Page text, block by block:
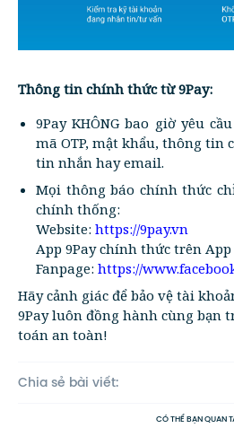
Thông tin chính thức từ 9Pay:
9Pay KHÔNG bao giờ yêu
mã OTP, mật khẩu, thông tin
tin nhắn hay email.
Mọi thông báo chính thức
chính thống:
Website: https://9pay.vn
App 9Pay chính thức trên App
Fanpage: https://
Hãy cảnh giác để bảo vệ tài
9Pay luôn đồng hành cùng
toán an toàn!
Chia sẻ bài viết:
CÓ THỂ BẠN QUAN